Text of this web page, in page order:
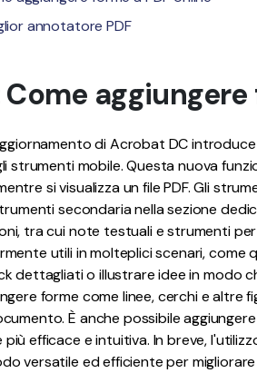
annotatore PDF
Come
di Acrobat DC
strumenti mobile. Questa nuova
si visualizza un file PDF. Gli
secondaria nella sezione
tra cui note testuali e strumenti
utili in molteplici scenari, come
dettagliati o illustrare idee in modo
forme come linee, cerchi e
È anche possibile
più efficace e intuitiva. In breve,
versatile ed efficiente per